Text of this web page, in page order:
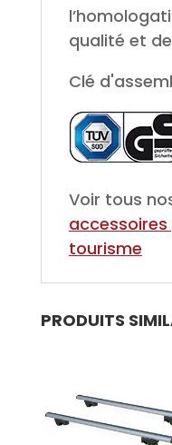
qualité et
Clé
Voir tous
tourisme
PRODUITS